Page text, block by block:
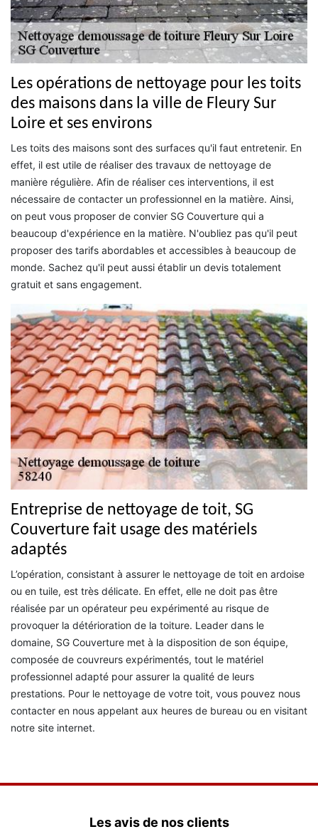
Les opérations de nettoyage pour les toits
des maisons dans la ville de Fleury Sur
Loire et ses environs
Les toits des maisons sont des surfaces qu'il faut entretenir. En
effet, il est utile de réaliser des travaux de nettoyage de
manière régulière. Afin de réaliser ces interventions, il est
nécessaire de contacter un professionnel en la matière. Ainsi,
on peut vous proposer de convier SG Couverture qui a
beaucoup d'expérience en la matière. N'oubliez pas qu'il peut
proposer des tarifs abordables et accessibles à beaucoup de
monde. Sachez qu'il peut aussi établir un devis totalement
gratuit et sans engagement.
Entreprise de nettoyage de toit, SG
Couverture fait usage des matériels
adaptés
L’opération, consistant à assurer le nettoyage de toit en ardoise
ou en tuile, est très délicate. En effet, elle ne doit pas être
réalisée par un opérateur peu expérimenté au risque de
provoquer la détérioration de la toiture. Leader dans le
domaine, SG Couverture met à la disposition de son équipe,
composée de couvreurs expérimentés, tout le matériel
professionnel adapté pour assurer la qualité de leurs
prestations. Pour le nettoyage de votre toit, vous pouvez nous
contacter en nous appelant aux heures de bureau ou en visitant
notre site internet.
Les avis de nos clients